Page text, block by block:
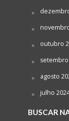
outubro
setembro
agosto
julho
BUSCAR